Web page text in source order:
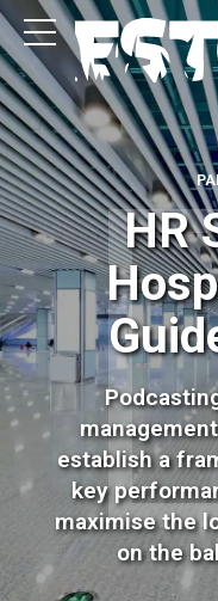
HR
establish a
key
maximise the
on the